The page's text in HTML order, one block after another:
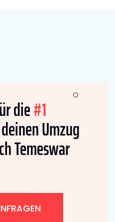
die#1
Umzug
Temeswar